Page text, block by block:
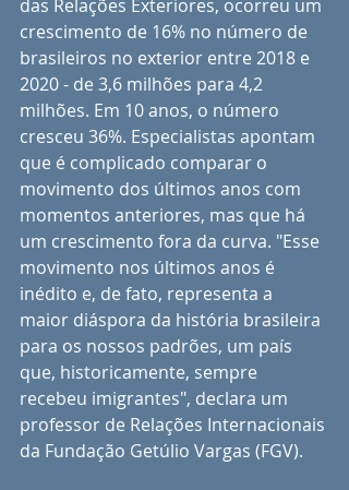
das Relações Exteriores, ocorreu um
crescimento de 16% no número de
brasileiros no exterior entre 2018 e
2020 - de 3,6 milhões para 4,2
milhões. Em 10 anos, o número
cresceu 36%. Especialistas apontam
que é complicado comparar o
movimento dos últimos anos com
momentos anteriores, mas que há
um crescimento fora da curva. "Esse
movimento nos últimos anos é
inédito e, de fato, representa a
maior diáspora da história brasileira
para os nossos padrões, um país
que, historicamente, sempre
recebeu imigrantes", declara um
professor de Relações Internacionais
da Fundação Getúlio Vargas (FGV).